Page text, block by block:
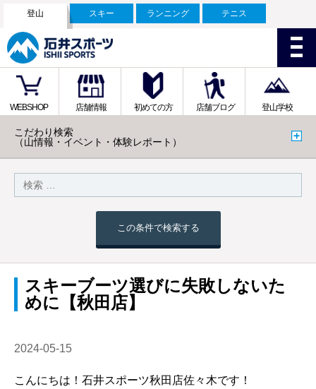
登山 スキー ランニング テニス
WEBSHOP 店舗情報 初めての方 店舗ブログ 登山学校
こだわり検索
（山情報・イベント・体験レポート）
この条件で検索する
スキーブーツ選びに失敗しないた
めに【秋田店】
2024-05-15
こんにちは！石井スポーツ秋田店佐々木です！